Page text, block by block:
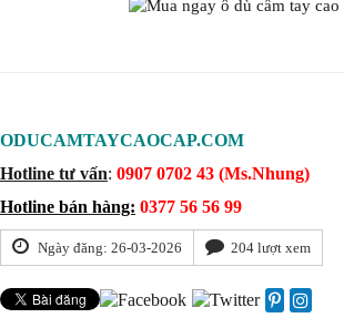
ODUCAMTAYCAOCAP.COM
Hotline tư vấn: 0907 0702 43 (Ms.Nhung)
Hotline bán hàng: 0377 56 56 99
Ngày đăng: 26-03-2026 204 lượt xem